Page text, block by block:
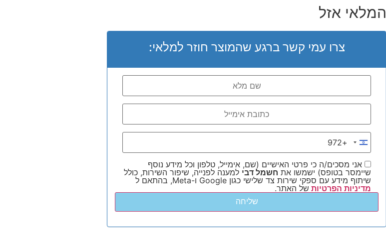
המלאי אזל
צרו עמי קשר ברגע שהמוצר חוזר למלאי:
Israel +972
+972
אני מסכים/ה כי פרטי האישיים (שם, אימייל, טלפון וכל מידע נוסף
שיימסר בטופס) ישמשו את חשמל דבי למענה לפנייה, שיפור השירות, כולל
שיתוף מידע עם ספקי שירות צד שלישי כגון Google ו-Meta, בהתאם ל
מדיניות הפרטיות של האתר.